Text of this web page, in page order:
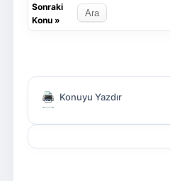
Sonraki
Konu»
Konuyu Yazdır